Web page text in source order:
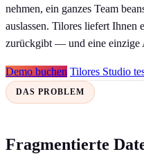
nehmen, ein ganzes Team
auslassen. Tilores liefert Ihnen
zurückgibt — und eine einzige
Demo buchen Tilores Studio
DAS PROBLEM
Fragmentierte